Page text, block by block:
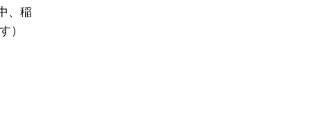
、稲
）